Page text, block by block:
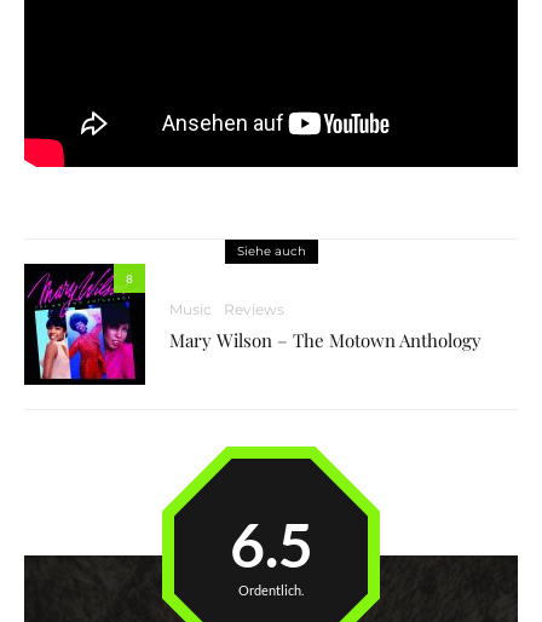
Siehe auch
8
Music Reviews
Mary Wilson – The Motown Anthology
6.5
Ordentlich.